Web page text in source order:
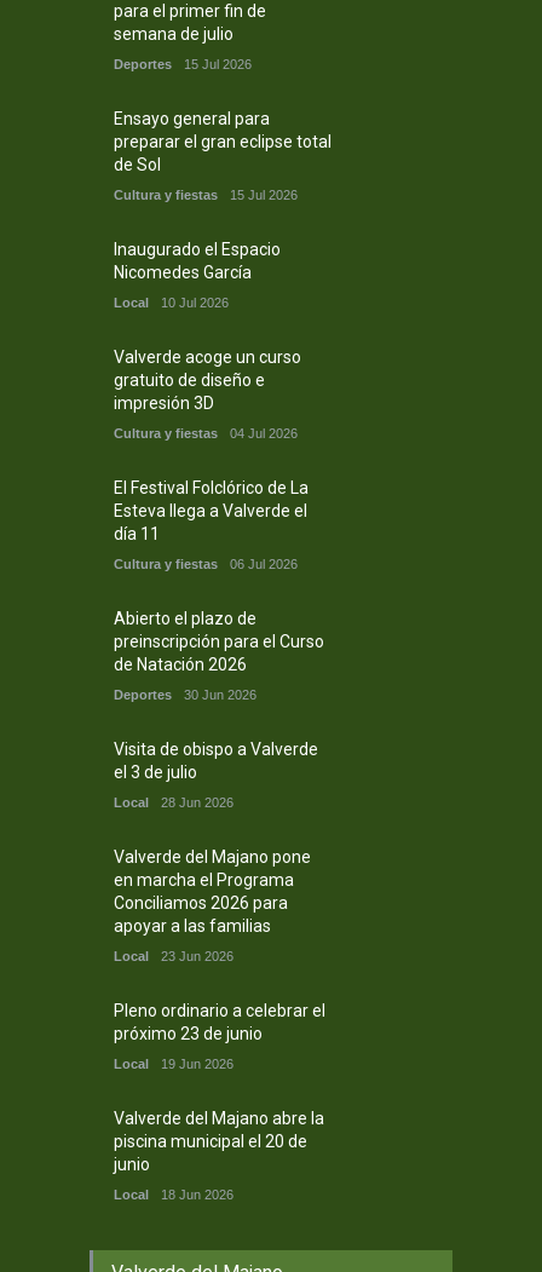
para el primer fin de
semana de julio
Deportes 15 Jul 2026
Ensayo general para
preparar el gran eclipse total
de Sol
Cultura y fiestas 15 Jul 2026
Inaugurado el Espacio
Nicomedes García
Local 10 Jul 2026
Valverde acoge un curso
gratuito de diseño e
impresión 3D
Cultura y fiestas 04 Jul 2026
El Festival Folclórico de La
Esteva llega a Valverde el
día 11
Cultura y fiestas 06 Jul 2026
Abierto el plazo de
preinscripción para el Curso
de Natación 2026
Deportes 30 Jun 2026
Visita de obispo a Valverde
el 3 de julio
Local 28 Jun 2026
Valverde del Majano pone
en marcha el Programa
Conciliamos 2026 para
apoyar a las familias
Local 23 Jun 2026
Pleno ordinario a celebrar el
próximo 23 de junio
Local 19 Jun 2026
Valverde del Majano abre la
piscina municipal el 20 de
junio
Local 18 Jun 2026